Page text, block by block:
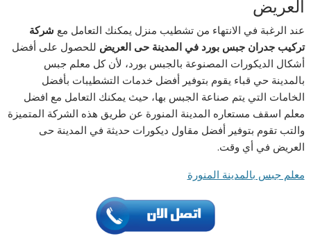
العريض
عند الرغبة في الانتهاء من تشطيب منزل يمكنك التعامل مع شركة
تركيب جدران جبس بورد في المدينة حى العريض للحصول على أفضل
أشكال الديكورات المصنوعة بالجبس بورد، لأن كل معلم جبس
بالمدينة حي قباء يقوم بتوفير أفضل خدمات التشطيبات بأفضل
الخامات التي يتم صناعة الجبس بها، حيث يمكنك التعامل مع افضل
معلم اسقف مستعاره المدينة المنورة عن طريق هذه الشركة المتميزة
والتب تقوم بتوفير أفضل مقاول ديكورات حديثة في المدينة حى
العريض في أي وقت.
معلم جبس بالمدينة المنورة